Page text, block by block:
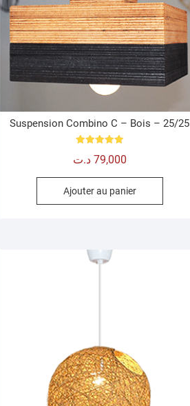
Suspension Combino C – Bois – 25/25
5.00
79,000 د.ت
Ajouter au panier